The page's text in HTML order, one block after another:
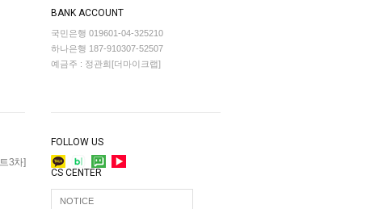
3차]
BANK ACCOUNT
국민은행 019601-04-325210
하나은행 187-910307-52507
예금주 : 정관희[더마이크랩]
FOLLOW US
CS CENTER
NOTICE